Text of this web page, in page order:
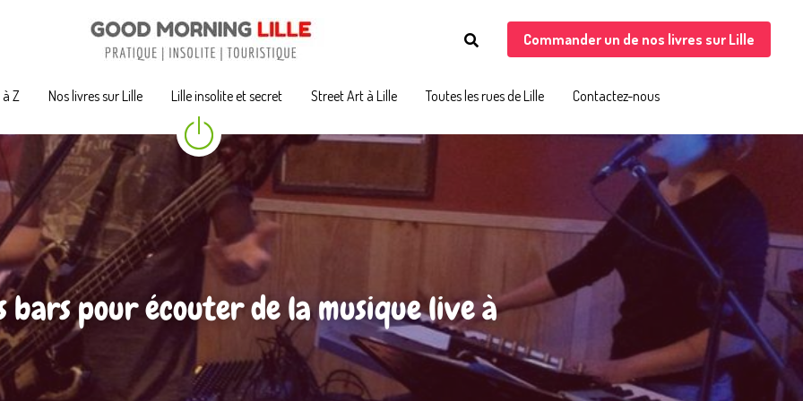
Z Nos livres sur Lille Lille insolite et secret Street Art à Lille Toutes les rues de Lille Contactez-nous
Commander un de nos livres sur Lille
Z Nos livres sur Lille Lille insolite et secret Street Art à Lille Toutes les rues de Lille Contactez-nous
Commander un de nos livres sur Lille
bars pour écouter de la musique live à